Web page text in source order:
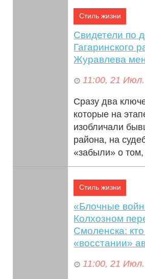
нашей истории,
Стиль жизни
Свидетели по
Гагаринского
Журавлева
11:00, 21 Июл.
Сразу два
которые на
изобличали
района, на
«забыли» о
на ни...
Стиль жизни
«Блочные
Колхозном
Смоленска:
«восстании»
11:00, 21 Июл.